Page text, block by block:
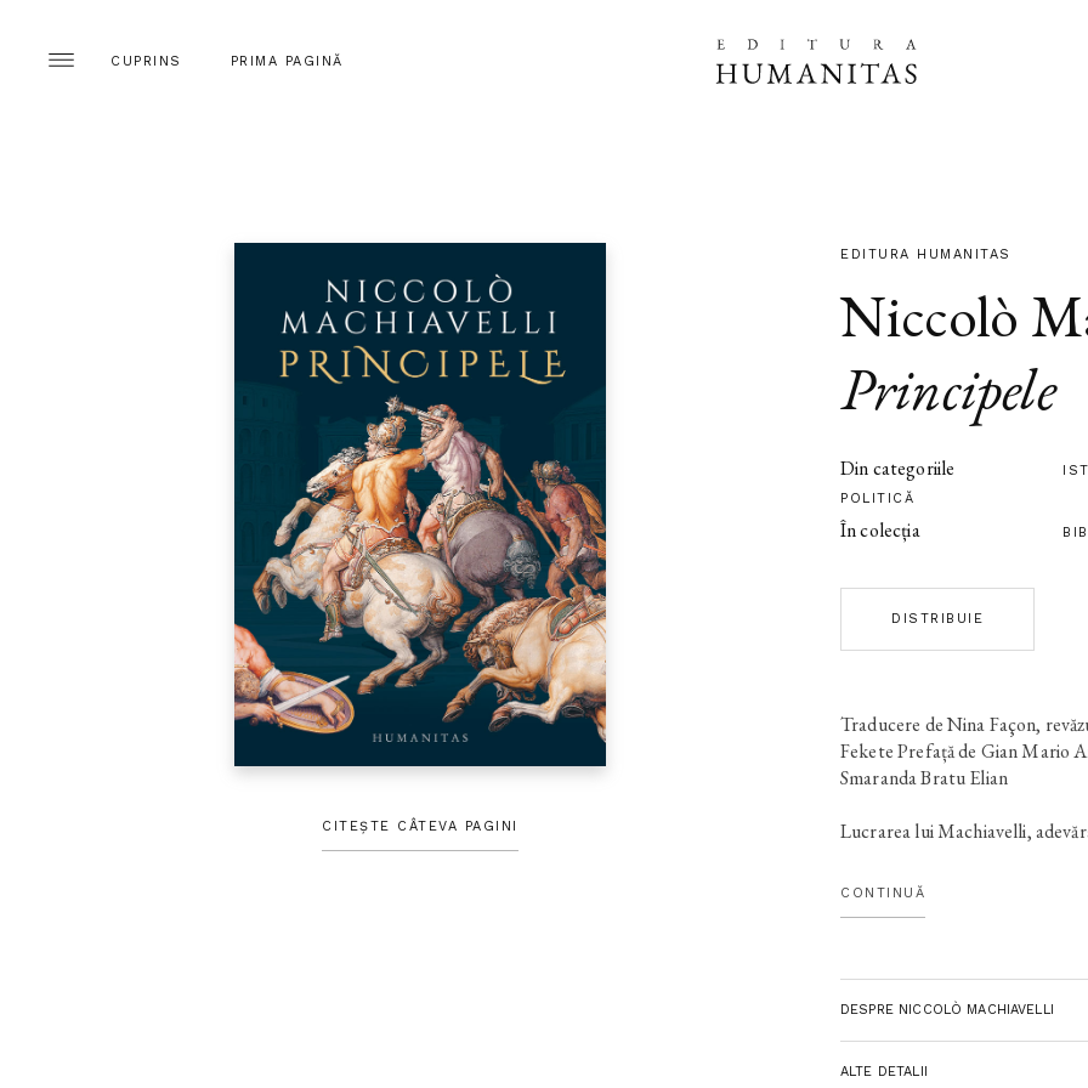
CUPRINS PRIMA PAGINĂ
CITEȘTE CÂTEVA PAGINI
EDITURA HUMANITAS
Niccolò
Principele
Din categoriile
POLITICĂ
În colecția
DISTRIBUIE
Traducere de Nina Façon,
Fekete Prefață de Gian Mario
Smaranda Bratu Elian
Lucrarea lui Machiavelli,
rezultatul asimilării de către
cugetări asupra istoriei, dar mai
analiza realităţii de fapt şi de la
prin care Machiavelli trece
în modernitate. Această carte,
CONTINUĂ
DESPRE NICCOLÒ MACHIAVELLI
ALTE DETALII